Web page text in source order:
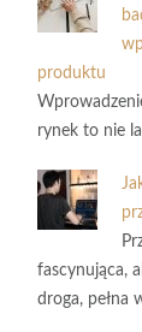
produktu
rynek to nie
fascynująca,
droga, pełna